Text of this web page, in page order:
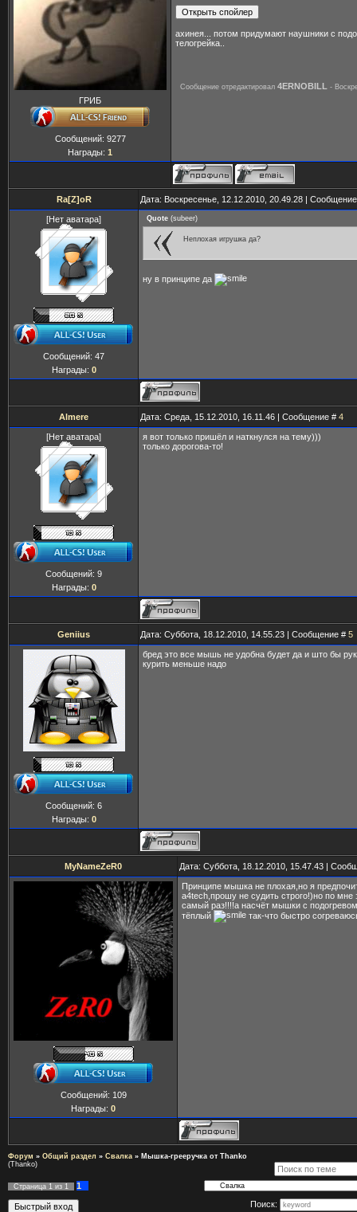
ГРИБ
Сообщений: 9277
Награды: 1
ахинея... потом придумают наушники с
телогрейка..
Сообщение отредактировал 4ERNOBILL -
Ra[Z]oR Дата: Воскресенье, 12.12.2010, 20.49.28 |
[Нет аватара]
Сообщений: 47
Награды: 0
Quote (subeer)
Неплохая игрушка да?
ну в принципе да
Almere Дата: Среда, 15.12.2010, 16.11.46 | Сообщение # 4
[Нет аватара]
Сообщений: 9
Награды: 0
я вот только пришёл и наткнулся на тему)))
только дорогова-то!
Geniius Дата: Суббота, 18.12.2010, 14.55.23 | Сообщение # 5
Сообщений: 6
Награды: 0
бред это все мышь не удобна будет да и што бы
курить меньше надо
MyNameZeR0 Дата: Суббота, 18.12.2010, 15.47.43 |
Сообщений: 109
Награды: 0
Принципе мышка не плохая,но я
a4tech,прошу не судить строго!)но по
самый раз!!!!а насчёт мышки с
тёплый
так-что быстро
Форум » Общий раздел » Свалка » Мышка-грееручка от Thanko
(Thanko)
Страница 1 из 1
1
Поиск: